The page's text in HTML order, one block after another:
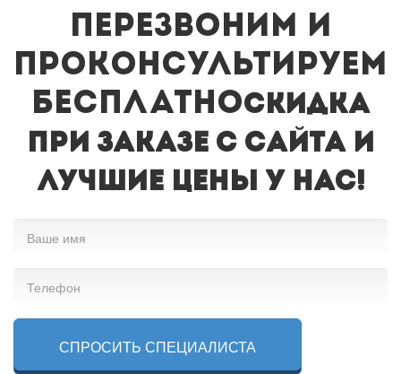
Перезвоним и
проконсультируем
бесплатноCкидка
при заказе с сайта и
лучшие цены у нас!
СПРОСИТЬ СПЕЦИАЛИСТА